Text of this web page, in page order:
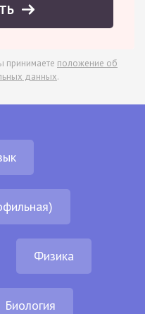
принимаете положение об
данных.
Физика
Биология